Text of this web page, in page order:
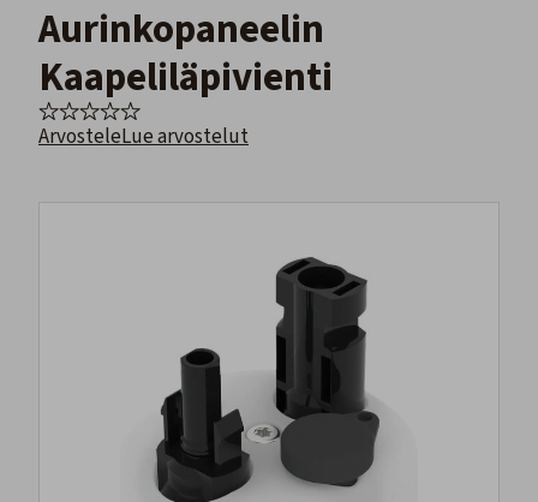
Aurinkopaneelin
Kaapeliläpivienti
ArvosteleLue arvostelut